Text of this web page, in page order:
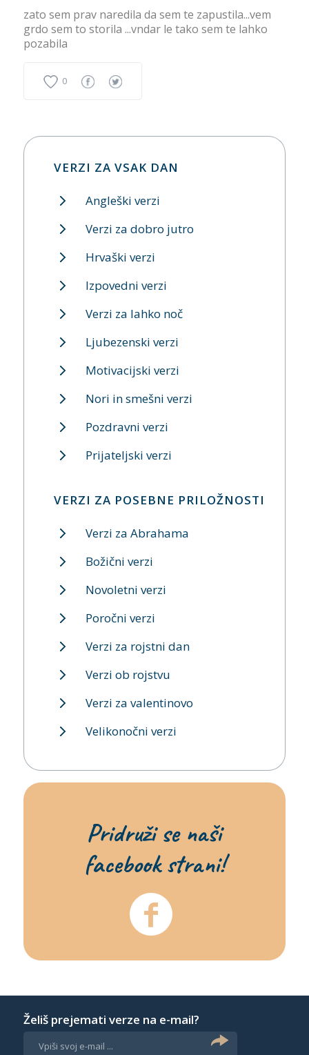
zato sem prav naredila da sem te zapustila...vem
grdo sem to storila ...vndar le tako sem te lahko
pozabila
0
VERZI ZA VSAK DAN
Angleški verzi
Verzi za dobro jutro
Hrvaški verzi
Izpovedni verzi
Verzi za lahko noč
Ljubezenski verzi
Motivacijski verzi
Nori in smešni verzi
Pozdravni verzi
Prijateljski verzi
VERZI ZA POSEBNE PRILOŽNOSTI
Verzi za Abrahama
Božični verzi
Novoletni verzi
Poročni verzi
Verzi za rojstni dan
Verzi ob rojstvu
Verzi za valentinovo
Velikonočni verzi
Pridruži se naši
facebook strani!
Želiš prejemati verze na e-mail?